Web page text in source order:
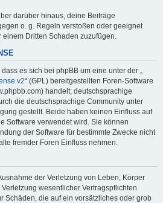
darüber hinaus, deine Beiträge
o. g. Regeln verstoßen oder geeignet
Dritten Schaden zuzufügen.
es sich bei phpBB um eine unter der „
v2“ (GPL) bereitgestellten Foren-Software
handelt; deutschsprachige
die deutschsprachige Community unter
gestellt. Beide haben keinen Einfluss auf
Software verwendet wird. Sie können
der Software für bestimmte Zwecke nicht
fremder Foren Einfluss nehmen.
der Verletzung von Leben, Körper
wesentlicher Vertragspflichten
Schäden, die auf ein vorsätzliches oder grob